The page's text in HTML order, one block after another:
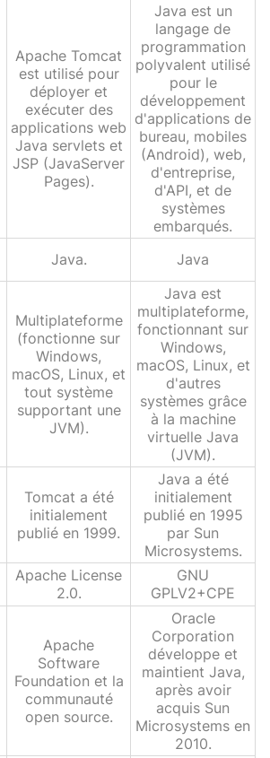
Apache Tomcat
est utilisé pour
déployer et
exécuter des
applications web
Java servlets et
JSP (JavaServer
Pages).
Java est un
langage de
programmation
polyvalent utilisé
pour le
développement
d'applications de
bureau, mobiles
(Android), web,
d'entreprise,
d'API, et de
systèmes
embarqués.
Java. Java
Multiplateforme
(fonctionne sur
Windows,
macOS, Linux, et
tout système
supportant une
JVM).
Java est
multiplateforme,
fonctionnant sur
Windows,
macOS, Linux, et
d'autres
systèmes grâce
à la machine
virtuelle Java
(JVM).
Tomcat a été
initialement
publié en 1999.
Java a été
initialement
publié en 1995
par Sun
Microsystems.
Apache License
2.0.
GNU
GPLV2+CPE
Apache
Software
Foundation et la
communauté
open source.
Oracle
Corporation
développe et
maintient Java,
après avoir
acquis Sun
Microsystems en
2010.